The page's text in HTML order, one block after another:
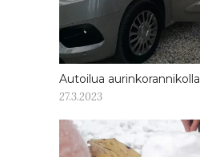
Autoilua aurinkorannikolla
27.3.2023